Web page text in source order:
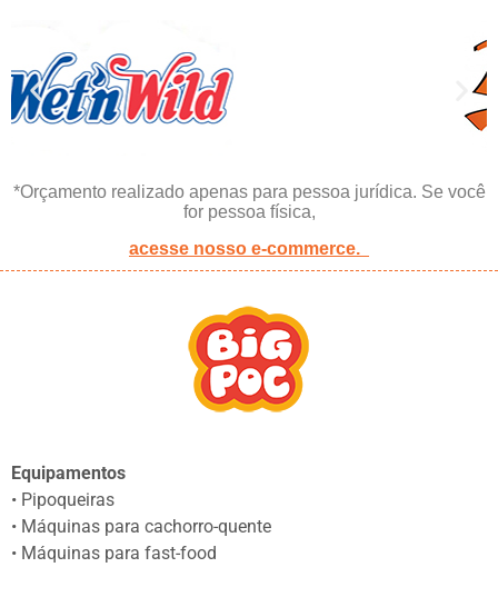
*Orçamento realizado apenas para pessoa jurídica. Se você
for pessoa física,
acesse nosso e-commerce.
Equipamentos
• Pipoqueiras
• Máquinas para cachorro-quente
• Máquinas para fast-food